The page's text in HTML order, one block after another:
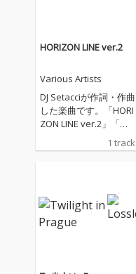
HORIZON LINE ver.2
Various Artists
DJ Setacciが作詞・作曲
した楽曲です。「HORI
ZON LINE ver.2」「水
として、配信いたしま
境とともに生きること
の大切さに、想いを込
めて創りました。
1 track